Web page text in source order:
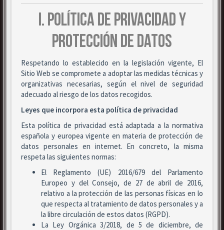
I. POLÍTICA DE PRIVACIDAD Y
PROTECCIÓN DE DATOS
Respetando lo establecido en la legislación vigente, El
Sitio Web se compromete a adoptar las medidas técnicas y
organizativas necesarias, según el nivel de seguridad
adecuado al riesgo de los datos recogidos.
Leyes que incorpora esta política de privacidad
Esta política de privacidad está adaptada a la normativa
española y europea vigente en materia de protección de
datos personales en internet. En concreto, la misma
respeta las siguientes normas:
El Reglamento (UE) 2016/679 del Parlamento
Europeo y del Consejo, de 27 de abril de 2016,
relativo a la protección de las personas físicas en lo
que respecta al tratamiento de datos personales y a
la libre circulación de estos datos (RGPD).
La Ley Orgánica 3/2018, de 5 de diciembre, de